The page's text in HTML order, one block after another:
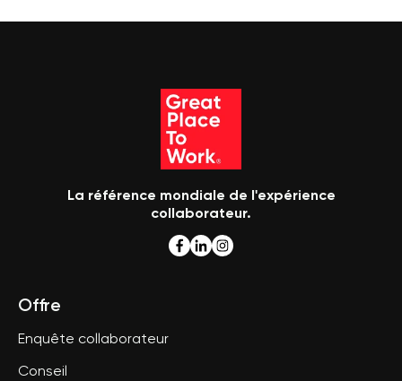
La référence mondiale de l'expérience
collaborateur.
Offre
Enquête collaborateur
Conseil